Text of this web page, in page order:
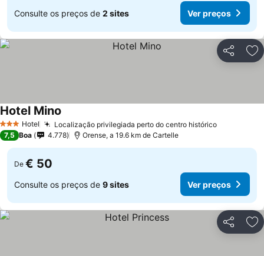
Consulte os preços de 2 sites Ver preços
Partilhar
3 EstrelasHotel Localização privilegiada perto do centro histórico
Hotel Mino
7,5 Boa 4.778 Orense, a 19.6 km de Cartelle
De € 50
Consulte os preços de 9 sites Ver preços
Partilhar